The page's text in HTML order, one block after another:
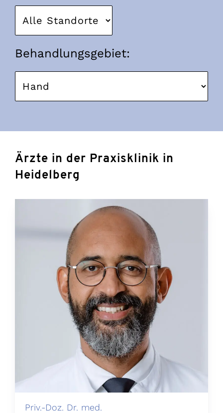
Behandlungsgebiet:
Ärzte in der Praxisklinik in
Heidelberg
Priv.-Doz. Dr. med.